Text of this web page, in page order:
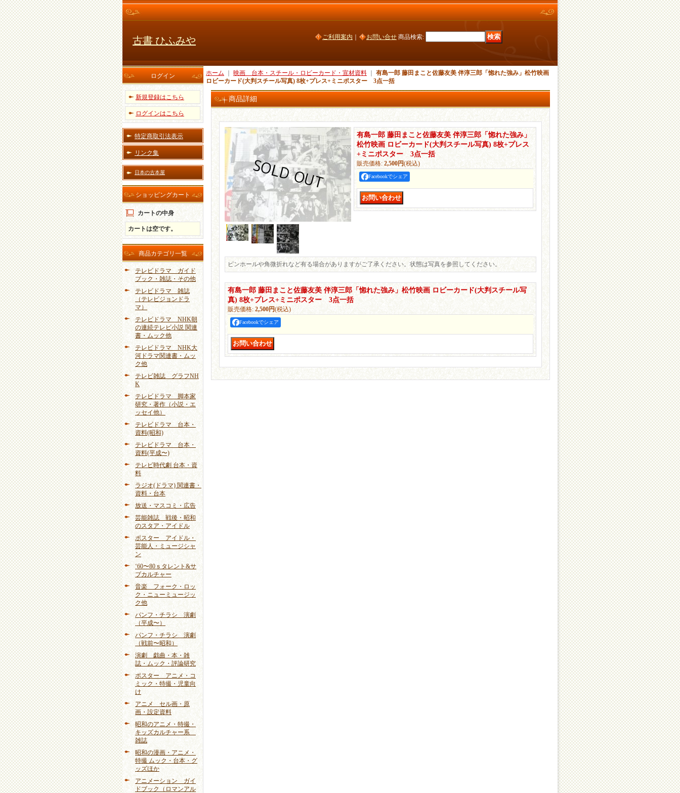
古書 ひふみや ご利用案内 お問い合せ 商品検索:
ログイン
新規登録はこちら
ログインはこちら
特定商取引法表示
リンク集
日本の古本屋
ショッピングカート
カートの中身
カートは空です。
商品カテゴリ一覧
テレビドラマ ガイド
ブック・雑誌・その他
テレビドラマ 雑誌
（テレビジョンドラ
マ）
テレビドラマ NHK朝
の連続テレビ小説 関連
書・ムック他
テレビドラマ NHK大
河ドラマ関連書・ムッ
ク他
テレビ雑誌 グラフNH
K
テレビドラマ 脚本家
研究・著作（小説・エ
ッセイ他）
テレビドラマ 台本・
資料(昭和)
テレビドラマ 台本・
資料(平成〜)
テレビ時代劇 台本・資
料
ラジオ(ドラマ) 関連書・
資料・台本
放送・マスコミ・広告
芸能雑誌 戦後・昭和
のスタア・アイドル
ポスター アイドル・
芸能人・ミュージシャ
ン
‘60〜80ｓタレント&サ
ブカルチャー
音楽 フォーク・ロッ
ク・ニューミュージッ
ク他
パンフ・チラシ 演劇
（平成〜）
パンフ・チラシ 演劇
（戦前〜昭和）
演劇 戯曲・本・雑
誌・ムック・評論研究
ポスター アニメ・コ
ミック・特撮・児童向
け
アニメ セル画・原
画・設定資料
昭和のアニメ・特撮・
キッズカルチャー系
雑誌
昭和の漫画・アニメ・
特撮 ムック・台本・グ
ッズほか
アニメーション ガイ
ドブック（ロマンアル
ホーム 映画 台本・スチール・ロビーカード・宣材資料
有島一郎 藤田まこと佐藤友美 伴淳三郎「惚れた強み」松竹映画
ロビーカード(大判スチール写真) 8枚+プレス+ミニポスター 3点一括
商品詳細
有島一郎 藤田まこと佐藤友美 伴淳三郎「惚れた強み」
松竹映画 ロビーカード(大判スチール写真) 8枚+プレス
+ミニポスター 3点一括
販売価格: 2,500円(税込)
Facebookでシェア
ピンホールや角微折れなど有る場合がありますがご了承ください。状態は写真を参照してください。
有島一郎 藤田まこと佐藤友美 伴淳三郎「惚れた強み」松竹映画 ロビーカード(大判スチール写
真) 8枚+プレス+ミニポスター 3点一括
販売価格: 2,500円(税込)
Facebookでシェア